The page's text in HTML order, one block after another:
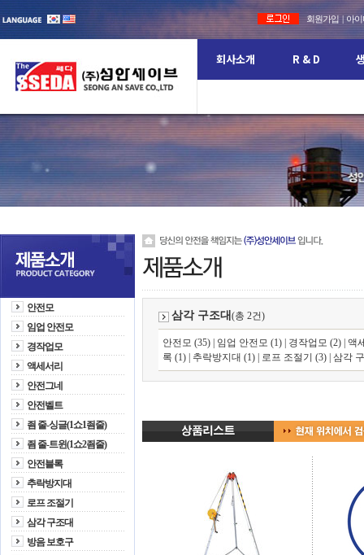
회원가입 | 아이
회사소개 R & D
안전모
임업 안전모
경작업모
액세서리
안전그네
안전벨트
죔 줄-싱글(1쇼1죔줄)
죔 줄-트윈(1쇼2죔줄)
안전블록
추락방지대
로프 조절기
삼각 구조대
방음 보호구
삼각 구조대 (총 2건)
안전모 (35)| 임업 안전모 (1)| 경작업모 (2)| 액
록 (1)| 추락방지대 (1)| 로프 조절기 (3)| 삼각